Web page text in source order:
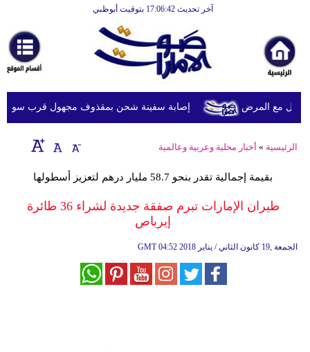
آخر تحديث 17:06:42 بتوقيت أبوظبي
أخبارعاجلة
رياضة
ثقافة
إقتصاد
وموسيقى
إصابة سفينة شحن بمقذوف مجهول قرب سواحل مع المرض
الرئيسية » أخبار محلية وعربية وعالمية
بقيمة إجمالية تقدر بنحو 58.7 مليار درهم لتعزيز أسطولها
طيران الإمارات تبرم صفقة جديدة لشراء 36 طائرة
إيرباص
GMT 04:52 2018 الجمعة ,19 كانون الثاني / يناير